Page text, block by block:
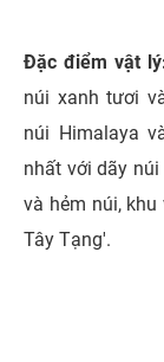
Đặc điểm vật
núi xanh tươi
núi Himalaya
nhất với dãy
và hẻm núi,
Tây Tạng'.